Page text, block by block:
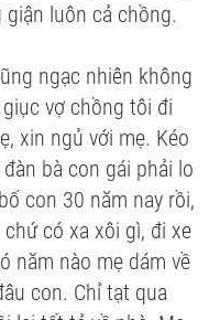
luôn cả chồng.
ngạc nhiên không
vợ chồng tôi đi
xin ngủ với mẹ. Kéo
bà con gái phải lo
con 30 năm nay rồi,
có xa xôi gì, đi xe
năm nào mẹ dám về
con. Chỉ tạt qua